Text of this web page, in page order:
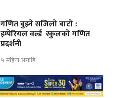
गणित बुझ्ने सजिलो बाटो :
इम्पेरियल वर्ल्ड स्कुलको गणित
प्रदर्शनी
५ महिना अगाडि